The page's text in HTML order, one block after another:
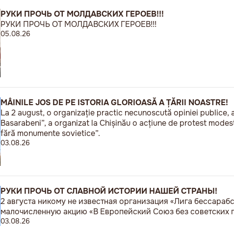
РУКИ ПРОЧЬ ОТ МОЛДАВСКИХ ГЕРОЕВ!!!
РУКИ ПРОЧЬ ОТ МОЛДАВСКИХ ГЕРОЕВ!!!
05.08.26
MÂINILE JOS DE PE ISTORIA GLORIOASĂ A ȚĂRII NOASTRE!
La 2 august, o organizație practic necunoscută opiniei
Basarabeni”, a organizat la Chișinău o acțiune de protest
fără monumente sovietice”.
03.08.26
РУКИ ПРОЧЬ ОТ СЛАВНОЙ ИСТОРИИ НАШЕЙ СТРАНЫ!
2 августа никому не известная организация «Лига
малочисленную акцию «В Европейский Союз без советских
03.08.26